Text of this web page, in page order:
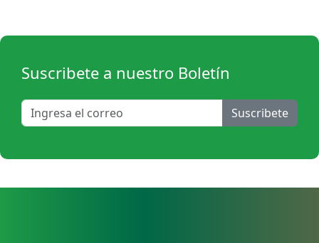
Suscribete a nuestro Boletín
Suscribete